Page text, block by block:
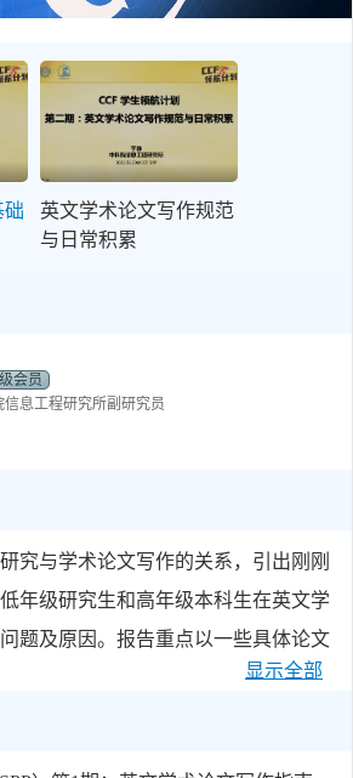
础
英文学术论文写作规范
与日常积累
会员
信息工程研究所副研究员
究与学术论文写作的关系，引出刚刚
年级研究生和高年级本科生在英文学
题及原因。报告重点以一些具体论文
术论文的科学思维、写作规范和修改
水平论文在标题、摘要、引言、相关
显示全部